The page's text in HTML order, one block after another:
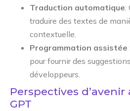
Traduction automatique:
traduire des textes de
contextuelle.
Programmation assistée
pour fournir des
développeurs.
Perspectives d’avenir
GPT